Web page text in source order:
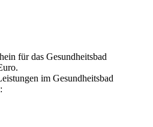
für das Gesundheitsbad
im Gesundheitsbad